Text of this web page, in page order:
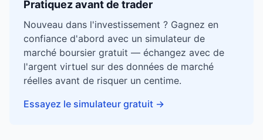
Pratiquez avant de trader
Nouveau dans l'investissement ? Gagnez en
confiance d'abord avec un simulateur de
marché boursier gratuit — échangez avec de
l'argent virtuel sur des données de marché
réelles avant de risquer un centime.
Essayez le simulateur gratuit →